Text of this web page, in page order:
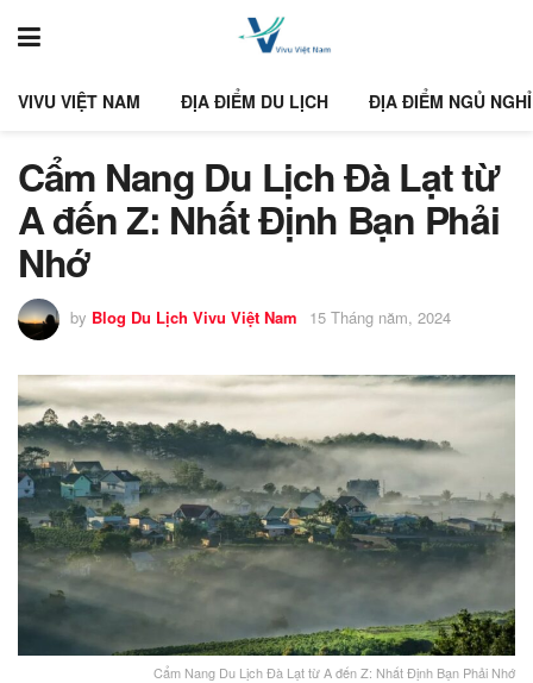
VIVU VIỆT NAM ĐỊA ĐIỂM DU LỊCH ĐỊA ĐIỂM NGỦ NGHỈ
Cẩm Nang Du Lịch Đà Lạt từ
A đến Z: Nhất Định Bạn Phải
Nhớ
by Blog Du Lịch Vivu Việt Nam 15 Tháng năm, 2024
Cẩm Nang Du Lịch Đà Lạt từ A đến Z: Nhất Định Bạn Phải Nhớ